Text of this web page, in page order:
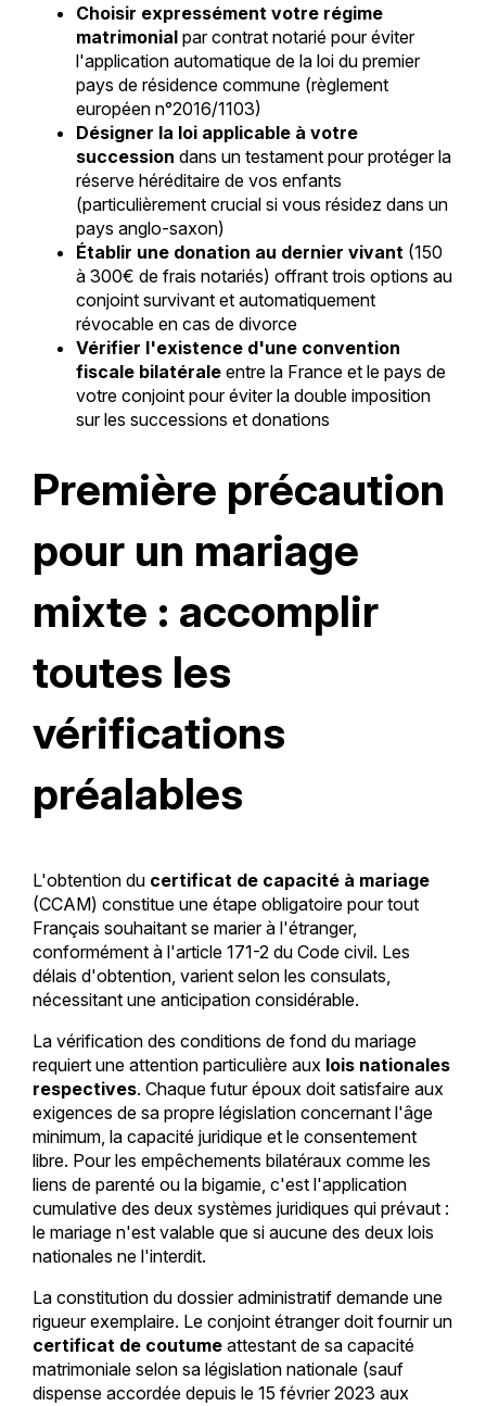
Choisir expressément votre régime
matrimonialpar contrat notarié pour éviter
l'application automatique de la loi du premier
pays de résidence commune (règlement
européen n°2016/1103)
Désigner la loi applicable à votre
succession dans un testament pour protéger la
réserve héréditaire de vos enfants
(particulièrement crucial si vous résidez dans un
pays anglo-saxon)
Établir une donation au dernier vivant (150
à 300€ de frais notariés) offrant trois options au
conjoint survivant et automatiquement
révocable en cas de divorce
Vérifier l'existence d'une convention
fiscale bilatéraleentre la France et le pays de
votre conjoint pour éviter la double imposition
sur les successions et donations
Première précaution
pour un mariage
mixte : accomplir
toutes les
vérifications
préalables
L'obtention du certificat de capacité à mariage
(CCAM) constitue une étape obligatoire pour tout
Français souhaitant se marier à l'étranger,
conformément à l'article 171-2 du Code civil. Les
délais d'obtention, varient selon les consulats,
nécessitant une anticipation considérable.
La vérification des conditions de fond du mariage
requiert une attention particulière aux lois nationales
respectives. Chaque futur époux doit satisfaire aux
exigences de sa propre législation concernant l'âge
minimum, la capacité juridique et le consentement
libre. Pour les empêchements bilatéraux comme les
liens de parenté ou la bigamie, c'est l'application
cumulative des deux systèmes juridiques qui prévaut :
le mariage n'est valable que si aucune des deux lois
nationales ne l'interdit.
La constitution du dossier administratif demande une
rigueur exemplaire. Le conjoint étranger doit fournir un
certificat de coutumeattestant de sa capacité
matrimoniale selon sa législation nationale (sauf
dispense accordée depuis le 15 février 2023 aux